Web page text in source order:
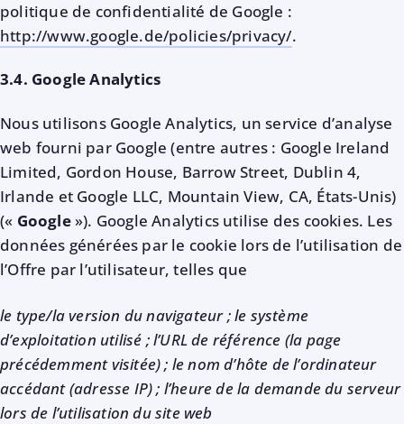
politique de confidentialité de Google :
http://www.google.de/policies/privacy/.
3.4. Google Analytics
Nous utilisons Google Analytics, un service d’analyse
web fourni par Google (entre autres : Google Ireland
Limited, Gordon House, Barrow Street, Dublin 4,
Irlande et Google LLC, Mountain View, CA, États-Unis)
(« Google»). Google Analytics utilise des cookies. Les
données générées par le cookie lors de l’utilisation de
l’Offre par l’utilisateur, telles que
le type/la version du navigateur ; le système
d’exploitation utilisé ; l’URL de référence (la page
précédemment visitée) ; le nom d’hôte de l’ordinateur
accédant (adresse IP) ; l’heure de la demande du serveur
lors de l’utilisation du site web